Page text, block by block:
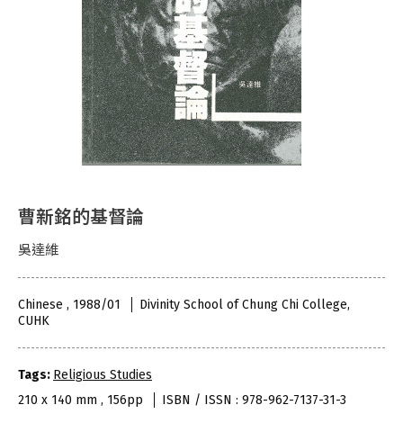
曹新銘的基督論
吳達維
Chinese , 1988/01
Divinity School of Chung Chi College,
CUHK
Tags: Religious Studies
210 x 140 mm , 156pp
ISBN / ISSN : 978-962-7137-31-3